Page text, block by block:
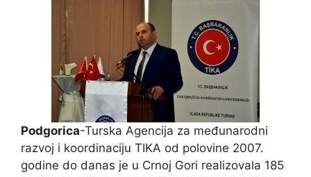
Podgorica-Turska Agencija za međunarodni
razvoj i koordinaciju TIKA od polovine 2007.
godine do danas je u Crnoj Gori realizovala 185